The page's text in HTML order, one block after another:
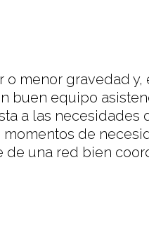
menor gravedad y,
buen equipo
a las necesidades
momentos de
de una red bien